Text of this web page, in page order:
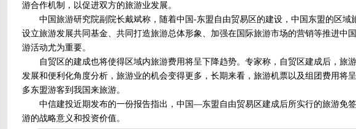
游合作机制，以促进双方的旅游业发展。
中国旅游研究院副院长戴斌称，随着中国-东盟自由贸易区的建设，中国东盟的区域
设立旅游发展共同基金、共同打造旅游总体形象、加强在国际旅游市场的营销等推进中
游活动尤为重要。
自贸区的建成也将使得区域内旅游费用将呈下降趋势。专家称，自贸区建成后，旅
发展和便利化角度分析，旅游业的机会变得更多，长期来看，旅游机票以及组团费用将
多东盟游客到我国来旅游。
中信建投近期发布的一份报告指出，中国—东盟自由贸易区建成后所实行的旅游免
游的战略意义和投资价值。